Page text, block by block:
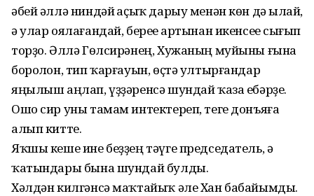
әбей әллә нин­дәй һаҫыҡ дарыу менән көн дә һылай,
ә улар оялағандай, береһе артынан икенсеһе сығып
торҙо. Әллә Гөлси­рәнең, Хужа­ның муйыны ғына
борол­һон, тип ҡар­ға­уын, өҫтә ултырғандар
яңылыш аңлап, үҙҙәренсә шундай ҡаза ебәрҙе.
Ошо сир уны тамам интектереп, теге донъя­ға
алып китте.
Яҡшы кеше ине беҙҙең тәүге председатель, ә
ҡатындары бына шундай булды.
Хәлдән килгәнсә маҡтайыҡ әле Хан бабайымды.